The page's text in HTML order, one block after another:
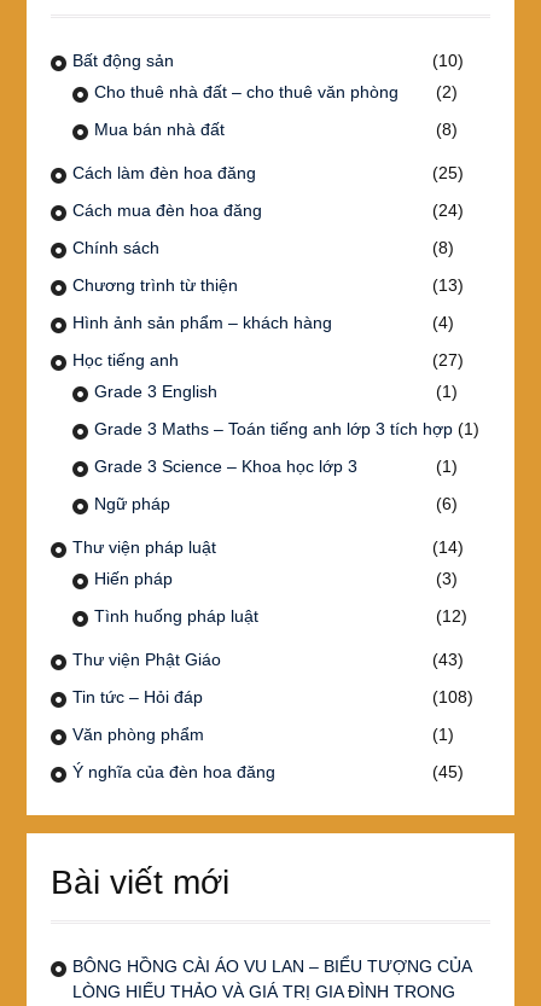
Bất động sản
(10)
Cho thuê nhà đất – cho thuê văn phòng
(2)
Mua bán nhà đất
(8)
Cách làm đèn hoa đăng
(25)
Cách mua đèn hoa đăng
(24)
Chính sách
(8)
Chương trình từ thiện
(13)
Hình ảnh sản phẩm – khách hàng
(4)
Học tiếng anh
(27)
Grade 3 English
(1)
Grade 3 Maths – Toán tiếng anh lớp 3 tích hợp(1)
Grade 3 Science – Khoa học lớp 3
(1)
Ngữ pháp
(6)
Thư viện pháp luật
(14)
Hiến pháp
(3)
Tình huống pháp luật
(12)
Thư viện Phật Giáo
(43)
Tin tức – Hỏi đáp
(108)
Văn phòng phẩm
(1)
Ý nghĩa của đèn hoa đăng
(45)
Bài viết mới
BÔNG HỒNG CÀI ÁO VU LAN – BIỂU TƯỢNG CỦA
LÒNG HIẾU THẢO VÀ GIÁ TRỊ GIA ĐÌNH TRONG